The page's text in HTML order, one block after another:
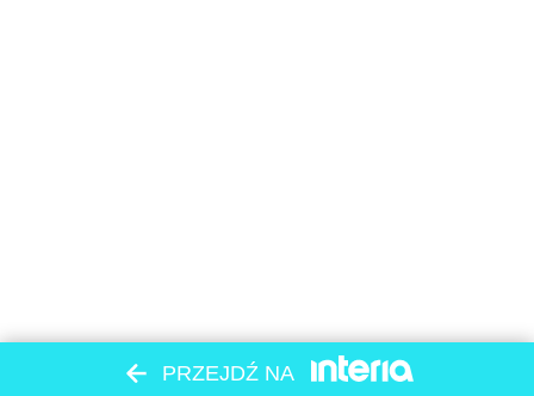
PRZEJDŹ NA